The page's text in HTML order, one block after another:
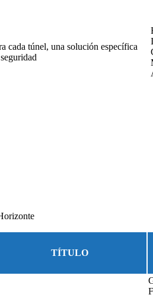
cada túnel, una solución específica
TÍTULO